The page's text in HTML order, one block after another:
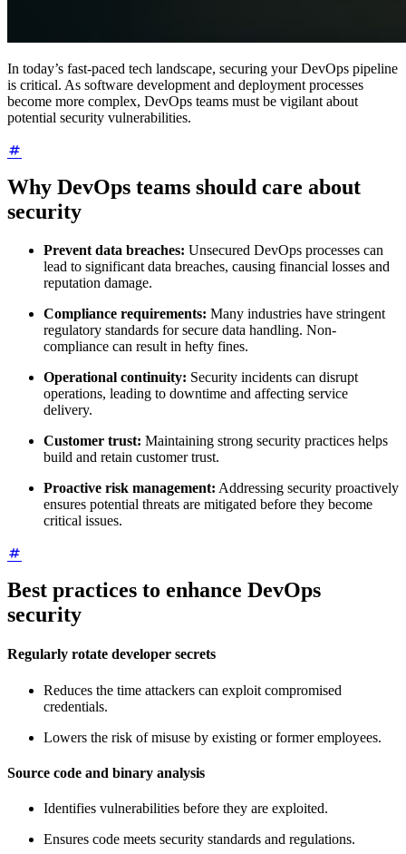
In today’s fast-paced tech landscape, securing your DevOps pipeline
is critical. As software development and deployment processes
become more complex, DevOps teams must be vigilant about
potential security vulnerabilities.
Why DevOps teams should care about
security
Prevent data breaches: Unsecured DevOps processes can
lead to significant data breaches, causing financial losses and
reputation damage.
Compliance requirements: Many industries have stringent
regulatory standards for secure data handling. Non-
compliance can result in hefty fines.
Operational continuity: Security incidents can disrupt
operations, leading to downtime and affecting service
delivery.
Customer trust: Maintaining strong security practices helps
build and retain customer trust.
Proactive risk management: Addressing security proactively
ensures potential threats are mitigated before they become
critical issues.
Best practices to enhance DevOps
security
Regularly rotate developer secrets
Reduces the time attackers can exploit compromised
credentials.
Lowers the risk of misuse by existing or former employees.
Source code and binary analysis
Identifies vulnerabilities before they are exploited.
Ensures code meets security standards and regulations.